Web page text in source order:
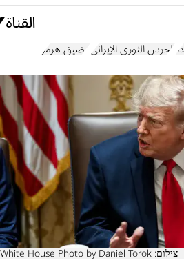
الحرس الثوري الإيراني مضيق هرمز
צילום: White House Photo by Daniel Torok